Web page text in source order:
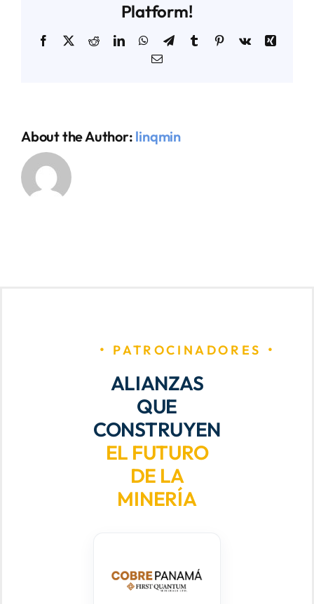
AGENDA TÉCNICO-COMERCIAL
Platform!
Facebook
X RedditLinkedInWhatsApp
TelegramTumblr Pinterest
Vk
Xing
Email
About the Author: linqmin
PATROCINADORES
ALIANZAS
QUE
CONSTRUYEN
EL FUTURO
DE LA
MINERÍA